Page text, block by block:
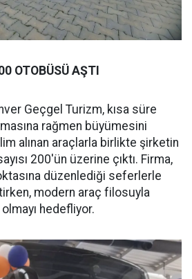
OTOBÜSÜ AŞTI
Geçgel Turizm, kısa süre
rağmen büyümesini
alınan araçlarla birlikte şirketin
200'ün üzerine çıktı. Firma,
düzenlediği seferlerle
modern araç filosuyla
hedefliyor.